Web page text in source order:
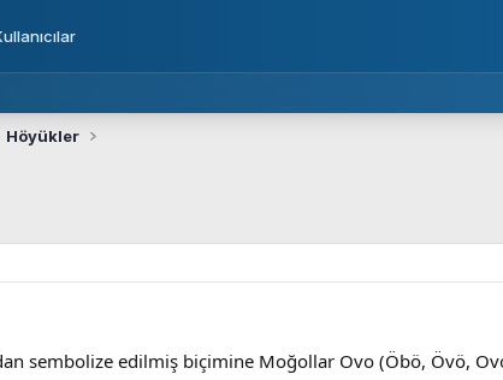
Höyükler
sembolize edilmiş biçimine Moğollar Ovo (Öbö, Övö,